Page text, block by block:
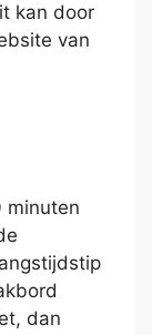
kan door
van
minuten
dan